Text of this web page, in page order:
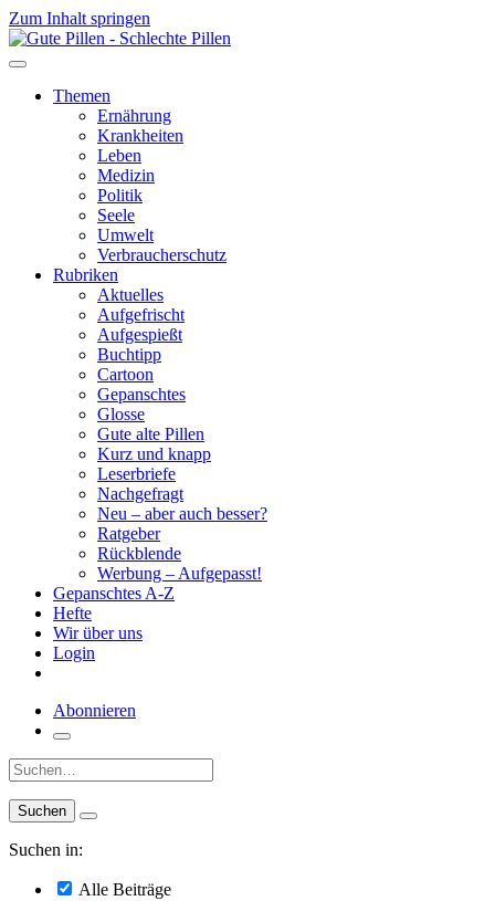
Zum Inhalt springen
Themen
Ernährung
Krankheiten
Leben
Medizin
Politik
Seele
Umwelt
Verbraucherschutz
Rubriken
Aktuelles
Aufgefrischt
Aufgespießt
Buchtipp
Cartoon
Gepanschtes
Glosse
Gute alte Pillen
Kurz und knapp
Leserbriefe
Nachgefragt
Neu – aber auch besser?
Ratgeber
Rückblende
Werbung – Aufgepasst!
Gepanschtes A-Z
Hefte
Wir über uns
Login
Abonnieren
Suche:
Suchen in:
Alle Beiträge